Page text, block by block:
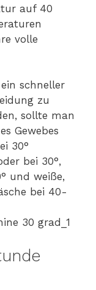
auf 40
volle
schneller
zu
sollte man
Gewebes
30°
bei 30°,
und weiße,
bei 40-